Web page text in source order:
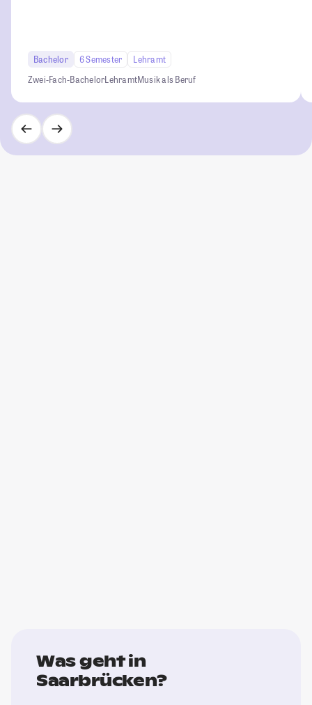
Bachelor 6 Semester
Lehramt
Zwei-Fach-BachelorLehramtMusik als Beruf
Was geht in
Saarbrücken?